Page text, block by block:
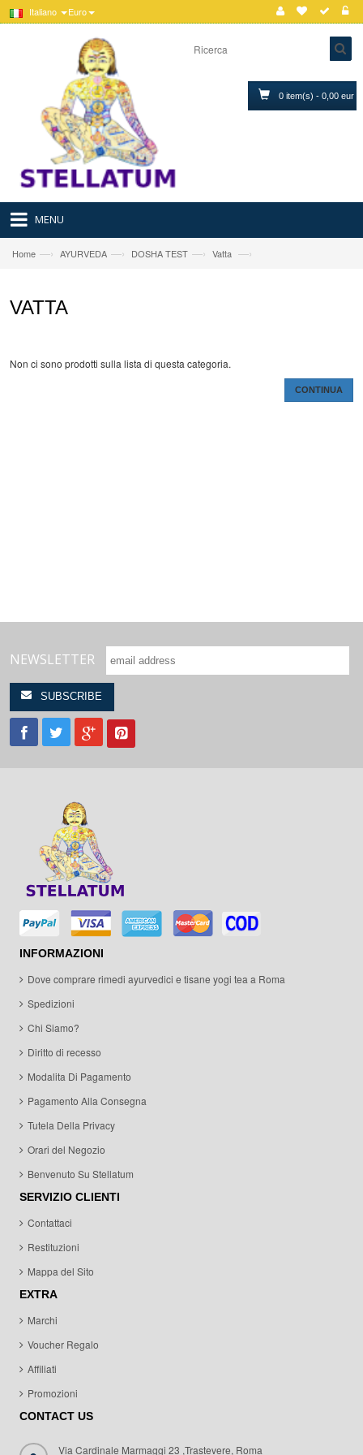
Italiano Euro
0 item(s) - 0,00 eur
MENU
Home —› AYURVEDA —› DOSHA TEST —› Vatta —›
VATTA
Non ci sono prodotti sulla lista di questa categoria.
CONTINUA
NEWSLETTER
INFORMAZIONI
Dove comprare rimedi ayurvedici e tisane yogi tea a Roma
Spedizioni
Chi Siamo?
Diritto di recesso
Modalita Di Pagamento
Pagamento Alla Consegna
Tutela Della Privacy
Orari del Negozio
Benvenuto Su Stellatum
SERVIZIO CLIENTI
Contattaci
Restituzioni
Mappa del Sito
EXTRA
Marchi
Voucher Regalo
Affiliati
Promozioni
CONTACT US
Via Cardinale Marmaggi 23 ,Trastevere, Roma